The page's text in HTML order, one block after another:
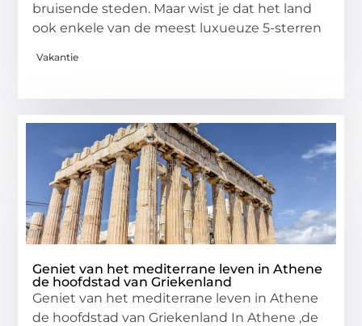
bruisende steden. Maar wist je dat het land
ook enkele van de meest luxueuze 5-sterren
Vakantie
Geniet van het mediterrane leven in Athene
de hoofdstad van Griekenland
Geniet van het mediterrane leven in Athene
de hoofdstad van Griekenland In Athene ,de